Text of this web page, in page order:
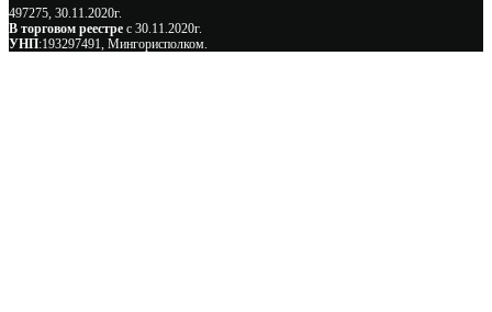
497275, 30.11.2020г.
В торговом реестре с 30.11.2020г.
УНП:193297491, Мингорисполком.